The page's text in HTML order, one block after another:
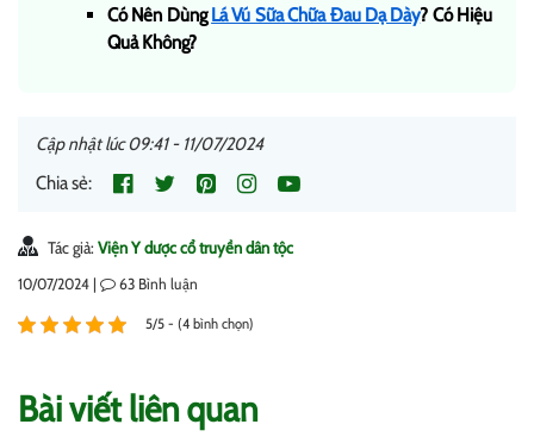
Có Nên DùngLá Vú Sữa Chữa Đau Dạ Dày? Có Hiệu
Quả Không?
Cập nhật lúc 09:41 - 11/07/2024
Chia sẻ:
Tác giả: Viện Y dược cổ truyền dân tộc
10/07/2024 | 63 Bình luận
5/5 - (4 bình chọn)
Bài viết liên quan